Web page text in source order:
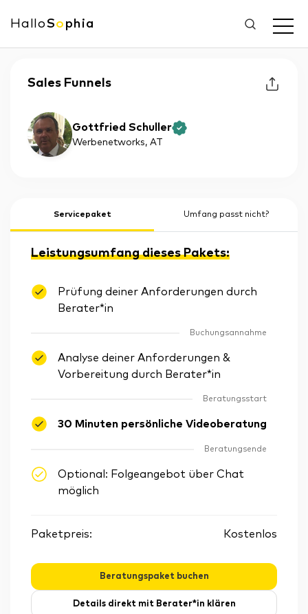
HalloSo phia
Sales Funnels
Gottfried Schuller
Werbenetworks, AT
Servicepaket Umfang passt nicht?
Leistungsumfang dieses Pakets:
Prüfung deiner Anforderungen durch
Berater*in
Buchungsannahme
Analyse deiner Anforderungen &
Vorbereitung durch Berater*in
Beratungsstart
30 Minuten persönliche Videoberatung
Beratungsende
Optional: Folgeangebot über Chat
möglich
Paketpreis: Kostenlos
Beratungspaket buchen
Details direkt mit Berater*in klären